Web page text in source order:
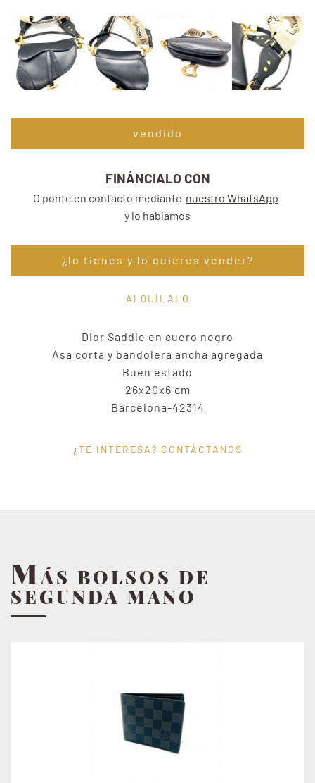
vendido
FINÁNCIALO CON
O ponte en contacto mediante nuestro WhatsApp
y lo hablamos
¿lo tienes y lo quieres vender?
ALQUÍLALO
Dior Saddle en cuero negro
Asa corta y bandolera ancha agregada
Buen estado
26x20x6 cm
Barcelona-42314
¿TE INTERESA? CONTÁCTANOS
MÁS BOLSOS DE
SEGUNDA MANO